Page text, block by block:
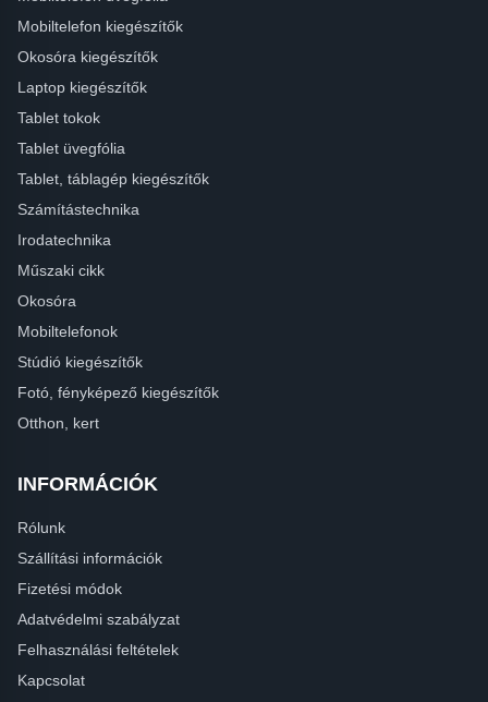
Mobiltelefon kiegészítők
Okosóra kiegészítők
Laptop kiegészítők
Tablet tokok
Tablet üvegfólia
Tablet, táblagép kiegészítők
Számítástechnika
Irodatechnika
Műszaki cikk
Okosóra
Mobiltelefonok
Stúdió kiegészítők
Fotó, fényképező kiegészítők
Otthon, kert
INFORMÁCIÓK
Rólunk
Szállítási információk
Fizetési módok
Adatvédelmi szabályzat
Felhasználási feltételek
Kapcsolat